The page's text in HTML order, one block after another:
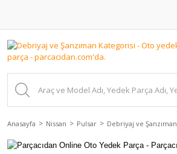
Anasayfa Nissan Pulsar Debriyaj ve Şanzıman